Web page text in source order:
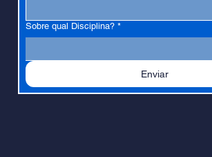
Sobre qual Disciplina? *
Enviar